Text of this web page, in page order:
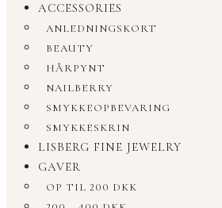
ACCESSORIES
ANLEDNINGSKORT
BEAUTY
HÅRPYNT
NAILBERRY
SMYKKEOPBEVARING
SMYKKESKRIN
LISBERG FINE JEWELRY
GAVER
OP TIL 200 DKK